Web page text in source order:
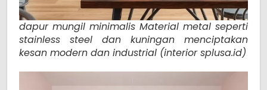
dapur mungil minimalis Material metal seperti
stainless steel dan kuningan menciptakan
kesan modern dan industrial (interior splusa.id)